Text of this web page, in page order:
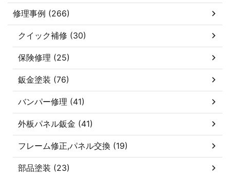
修理事例 (266)
クイック補修 (30)
保険修理 (25)
鈑金塗装 (76)
バンパー修理 (41)
外板パネル鈑金 (41)
フレーム修正,パネル交換 (19)
部品塗装 (23)